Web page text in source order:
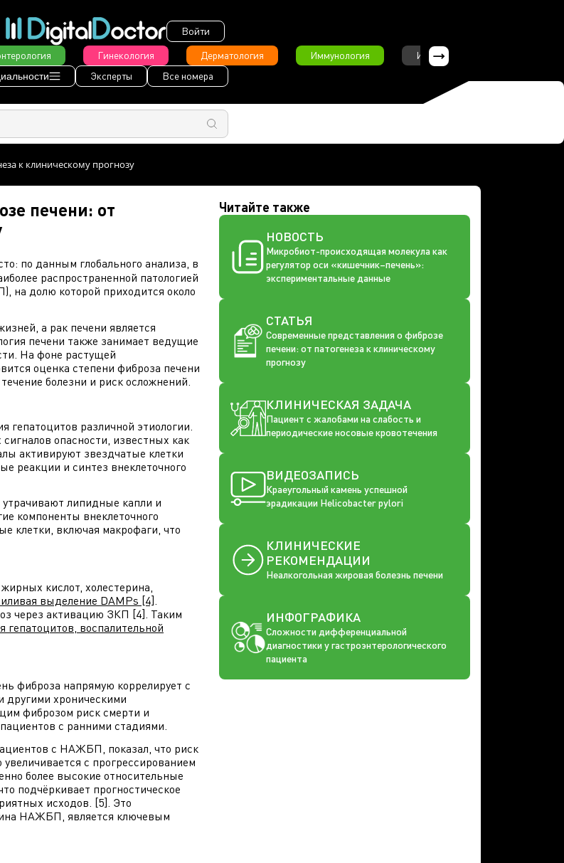
Войти
Гинекология Дерматология Иммунология Интервью
Эксперты Все номера
к клиническому прогнозу
печени: от
по данным глобального анализа, в
распространенной патологией
на долю которой приходится около
а рак печени является
печени также занимает ведущие
На фоне растущей
оценка степени фиброза печени
болезни и риск осложнений.
гепатоцитов различной этиологии.
опасности, известных как
активируют звездчатые клетки
реакции и синтез внеклеточного
липидные капли и
компоненты внеклеточного
клетки, включая макрофаги, что
кислот, холестерина,
выделение DAMPs [4].
через активацию ЗКП [4]. Таким
воспалительной
фиброза напрямую коррелирует с
хроническими
фиброзом риск смерти и
с ранними стадиями.
с НАЖБП, показал, что риск
с прогрессированием
более высокие относительные
подчёркивает прогностическое
исходов. [5]. Это
НАЖБП, является ключевым
Читайте также
НОВОСТЬ
Микробиот-происходящая молекула как
регулятор оси «кишечник–печень»:
экспериментальные данные
СТАТЬЯ
Современные представления о фиброзе
печени: от патогенеза к клиническому
прогнозу
КЛИНИЧЕСКАЯ ЗАДАЧА
Пациент с жалобами на слабость и
периодические носовые кровотечения
ВИДЕОЗАПИСЬ
Краеугольный камень успешной
эрадикации Helicobacter pylori
КЛИНИЧЕСКИЕ
РЕКОМЕНДАЦИИ
Неалкогольная жировая болезнь печени
ИНФОГРАФИКА
Сложности дифференциальной
диагностики у гастроэнтерологического
пациента